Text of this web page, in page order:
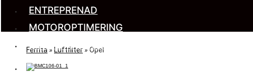
ENTREPRENAD
MOTOROPTIMERING
RESERV OCH UNIVERSALDELAR
MERCH
Ferrita » Luftfilter » Opel